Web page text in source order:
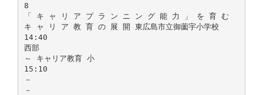
8
「 キ ャ リ ア プ ラ ン ニ ン グ 能 力 」 を 育 む
キ ャ リ ア 教 育 の 展 開 東広島市立御薗宇小学校
14:40
西部
～ キャリア教育 小
15:10
－
－